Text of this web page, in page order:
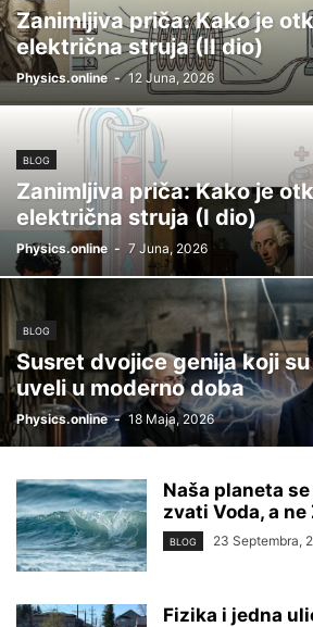
Zanimljiva priča: Kako je
električna struja (II dio)
Physics.online - 12 Juna, 2026
BLOG
Zanimljiva priča: Kako je
električna struja (I dio)
Physics.online - 7 Juna, 2026
BLOG
Susret dvojice genija koji
uveli u moderno doba
Physics.online - 18 Maja, 2026
Naša planeta
zvati Voda, a ne
BLOG 23 Septembra,
Fizika i jedna